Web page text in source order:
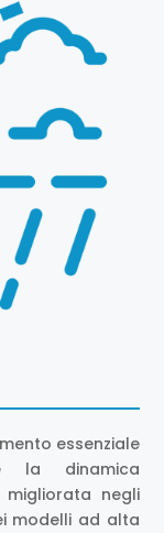
essenziale
la dinamica
negli
modelli ad alta